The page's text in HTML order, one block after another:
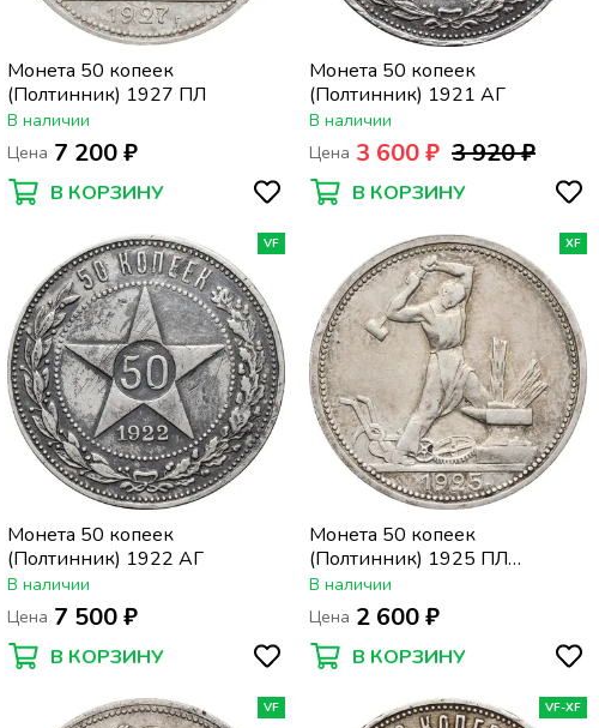
Монета 50 копеек
(Полтинник) 1927 ПЛ
В наличии
Цена 7 200 ₽
В КОРЗИНУ
Монета 50 копеек
(Полтинник) 1921 АГ
В наличии
Цена 3 600 ₽ 3 920 ₽
В КОРЗИНУ
VF
Монета 50 копеек
(Полтинник) 1922 АГ
В наличии
Цена 7 500 ₽
В КОРЗИНУ
XF
Монета 50 копеек
(Полтинник) 1925 ПЛ
(широкий кант)
В наличии
Цена 2 600 ₽
В КОРЗИНУ
VF VF-XF